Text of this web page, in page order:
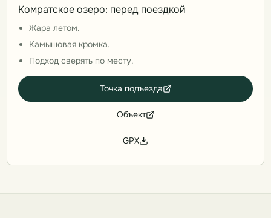
Комратское озеро: перед поездкой
Жара летом.
Камышовая кромка.
Подход сверять по месту.
Точка подъезда
Объект
GPX